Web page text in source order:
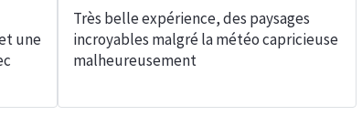
une
Très belle expérience, des paysages
incroyables malgré la météo capricieuse
malheureusement